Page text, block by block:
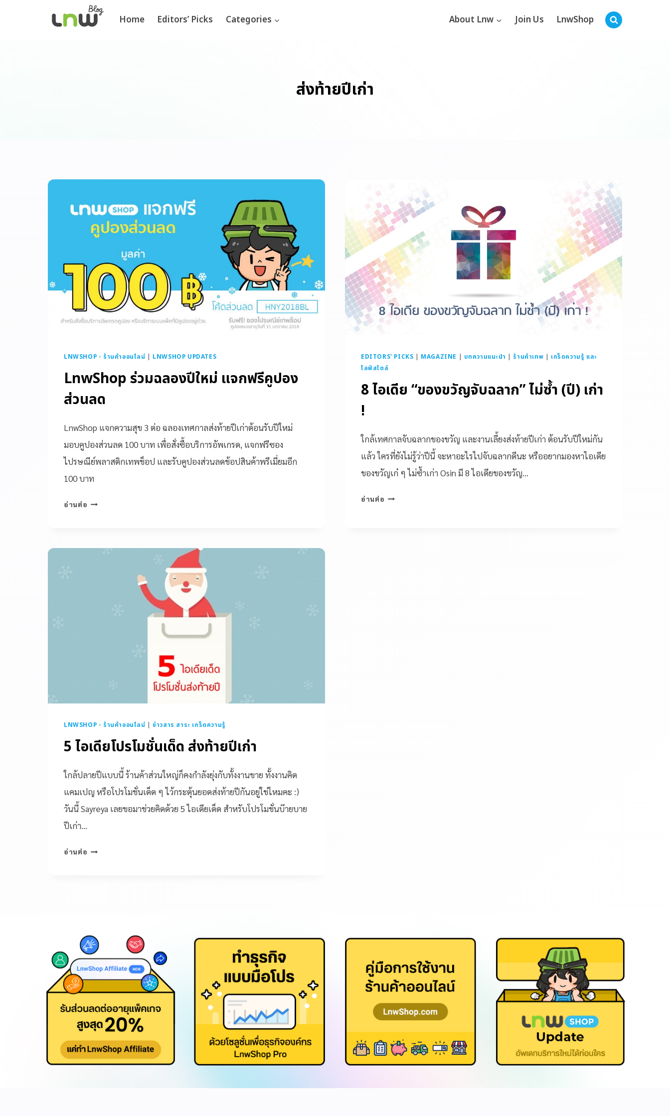
Home Editors’ Picks Categories About Lnw Join Us LnwShop
ส่งท้ายปีเก่า
LNWSHOP - ร้านค้าออนไลน์ | LNWSHOP UPDATES
LnwShop ร่วมฉลองปีใหม่ แจกฟรีคูปอง
ส่วนลด
LnwShop แจกความสุข 3 ต่อ ฉลองเทศกาลส่งท้ายปีเก่าต้อนรับปีใหม่
มอบคูปองส่วนลด 100 บาท เพื่อสั่งซื้อบริการอัพเกรด, แจกฟรีซอง
ไปรษณีย์พลาสติกเทพช็อป และรับคูปองส่วนลดช้อปสินค้าพรีเมี่ยมอีก
100 บาท
อ่านต่อ
EDITORS' PICKS | MAGAZINE | บทความแนะนำ | ร้านค้าเทพ | เกร็ดความรู้ และ
ไลฟ์สไตล์
8 ไอเดีย “ของขวัญจับฉลาก” ไม่ซ้ำ (ปี) เก่า
!
ใกล้เทศกาลจับฉลากของขวัญ และงานเลี้ยงส่งท้ายปีเก่า ต้อนรับปีใหม่กัน
แล้ว ใครที่ยังไม่รู้ว่าปีนี้ จะหาอะไรไปจับฉลากดีนะ หรืออยากมองหาไอเดีย
ของขวัญเก๋ ๆ ไม่ซ้ำเก่า Osin มี 8 ไอเดียของขวัญ…
อ่านต่อ
LNWSHOP - ร้านค้าออนไลน์ |ข่าวสาร สาระ เกร็ดความรู้
5 ไอเดียโปรโมชั่นเด็ด ส่งท้ายปีเก่า
ใกล้ปลายปีแบบนี้ ร้านค้าส่วนใหญ่ก็คงกำลังยุ่งกับทั้งงานขาย ทั้งงานคิด
แคมเปญ หรือโปรโมชั่นเด็ด ๆ ไว้กระตุ้นยอดส่งท้ายปีกันอยู่ใช่ไหมคะ :)
วันนี้ Sayreya เลยขอมาช่วยคิดด้วย 5 ไอเดียเด็ด สำหรับโปรโมชั่นบ๊ายบาย
ปีเก่า…
อ่านต่อ